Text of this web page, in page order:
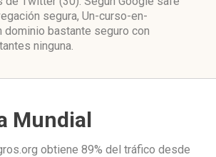
segura, Un-curso-en-
dominio bastante seguro con
ninguna.
Mundial
obtiene 89% del tráfico desde